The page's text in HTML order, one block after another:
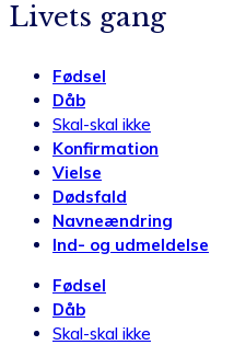
Livets gang
Fødsel
Dåb
Skal-skal ikke
Konfirmation
Vielse
Dødsfald
Navneændring
Ind- og udmeldelse
Fødsel
Dåb
Skal-skal ikke